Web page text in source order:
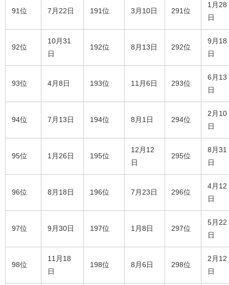
91位 7月22日 191位 3月10日 291位
1月28
日
92位
10月31
日
192位 8月13日 292位
9月18
日
93位 4月8日 193位 11月6日 293位
6月13
日
94位 7月13日 194位 8月1日 294位
2月10
日
95位 1月26日 195位
12月12
日
295位
8月31
日
96位 8月18日 196位 7月23日 296位
4月12
日
97位 9月30日 197位 1月8日 297位
5月22
日
98位
11月18
日
198位 8月6日 298位
2月12
日